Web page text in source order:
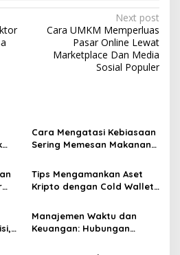
Next post
Cara UMKM Memperluas
Pasar Online Lewat
Marketplace Dan Media
Sosial Populer
Cara Mengatasi Kebiasaan
Sering Memesan Makanan
Dompet Anda
Tips Mengamankan Aset
Kripto dengan Cold Wallet
Manajemen Waktu dan
Keuangan: Hubungan